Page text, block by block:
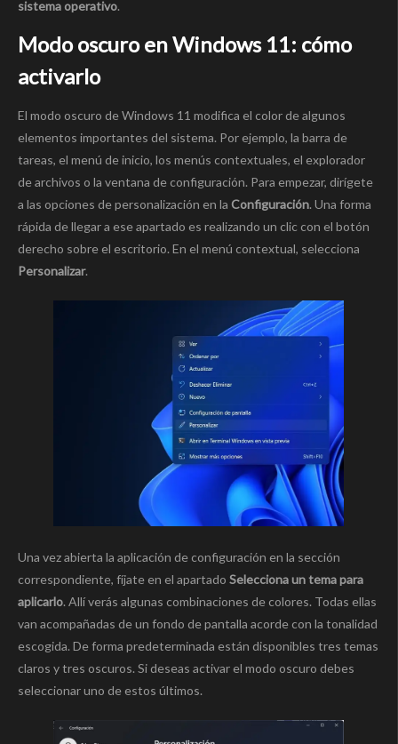
sistema operativo.
Modo oscuro en Windows 11: cómo
activarlo
El modo oscuro de Windows 11 modifica el color de algunos
elementos importantes del sistema. Por ejemplo, la barra de
tareas, el menú de inicio, los menús contextuales, el explorador
de archivos o la ventana de configuración. Para empezar, dirígete
a las opciones de personalización en la Configuración. Una forma
rápida de llegar a ese apartado es realizando un clic con el botón
derecho sobre el escritorio. En el menú contextual, selecciona
Personalizar.
Una vez abierta la aplicación de configuración en la sección
correspondiente, fíjate en el apartado Selecciona un tema para
aplicarlo. Allí verás algunas combinaciones de colores. Todas ellas
van acompañadas de un fondo de pantalla acorde con la tonalidad
escogida. De forma predeterminada están disponibles tres temas
claros y tres oscuros. Si deseas activar el modo oscuro debes
seleccionar uno de estos últimos.